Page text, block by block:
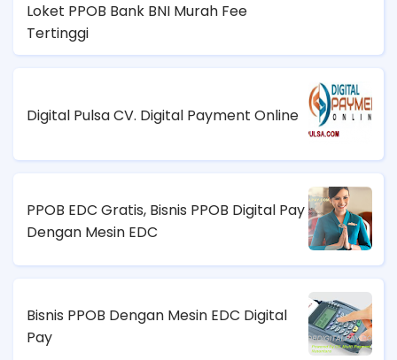
Loket PPOB Bank BNI Murah Fee
Tertinggi
Digital Pulsa CV. Digital Payment Online
PPOB EDC Gratis, Bisnis PPOB Digital Pay
Dengan Mesin EDC
Bisnis PPOB Dengan Mesin EDC Digital
Pay